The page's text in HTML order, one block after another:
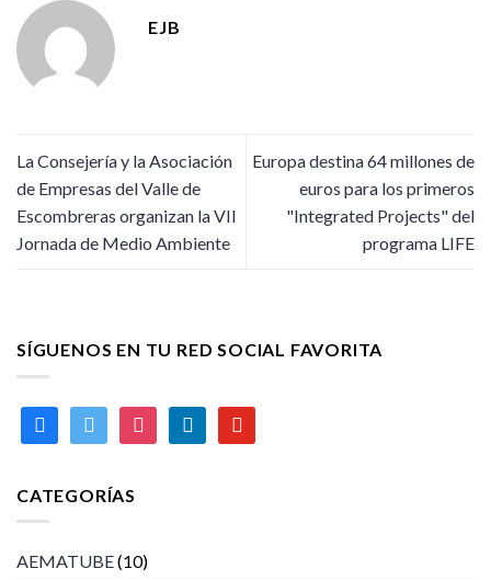
EJB
La Consejería y la Asociación
de Empresas del Valle de
Escombreras organizan la VII
Jornada de Medio Ambiente
Europa destina 64 millones de
euros para los primeros
"Integrated Projects" del
programa LIFE
SÍGUENOS EN TU RED SOCIAL FAVORITA
facebooktwitter instagramlinkedin youtube
CATEGORÍAS
AEMATUBE(10)